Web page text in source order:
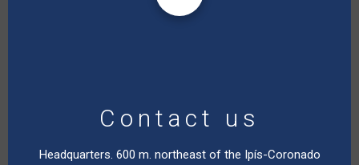
Contact us
Headquarters. 600 m. northeast of the Ipís-Coronado